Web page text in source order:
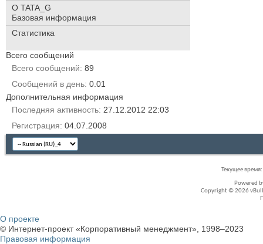
О TATA_G
Базовая информация
Статистика
Всего сообщений
Всего сообщений 89
Сообщений в день 0.01
Дополнительная информация
Последняя активность 27.12.2012 22:03
Регистрация 04.07.2008
Текущее время:
Powered
Copyright © 2026
О проекте
© Интернет-проект «Корпоративный менеджмент», 1998–2023
Правовая информация